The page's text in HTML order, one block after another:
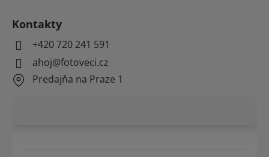
Kontakty
+420 720 241 591
ahoj@fotoveci.cz
Predajňa na Praze 1